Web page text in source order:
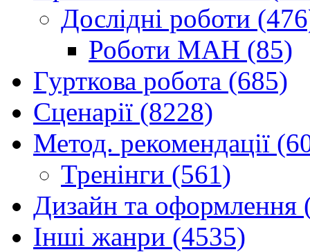
Дослідні роботи
Роботи МАН (85)
Гурткова робота (685)
Сценарії (8228)
Метод. рекомендації
Тренінги (561)
Дизайн та оформлення
Інші жанри (4535)